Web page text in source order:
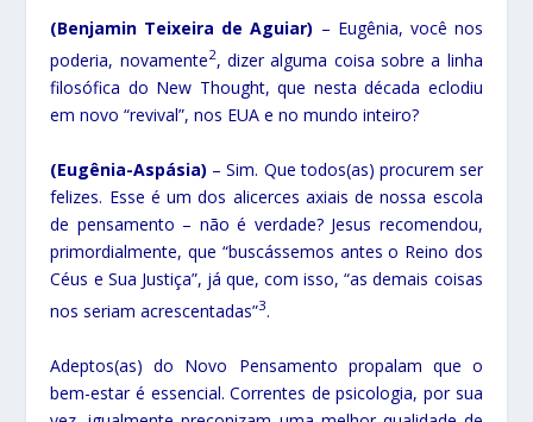
(Benjamin Teixeira de Aguiar) – Eugênia, você nos
poderia, novamente2, dizer alguma coisa sobre a linha
filosófica do New Thought, que nesta década eclodiu
em novo “revival”, nos EUA e no mundo inteiro?
(Eugênia-Aspásia) – Sim. Que todos(as) procurem ser
felizes. Esse é um dos alicerces axiais de nossa escola
de pensamento – não é verdade? Jesus recomendou,
primordialmente, que “buscássemos antes o Reino dos
Céus e Sua Justiça”, já que, com isso, “as demais coisas
nos seriam acrescentadas”3.
Adeptos(as) do Novo Pensamento propalam que o
bem-estar é essencial. Correntes de psicologia, por sua